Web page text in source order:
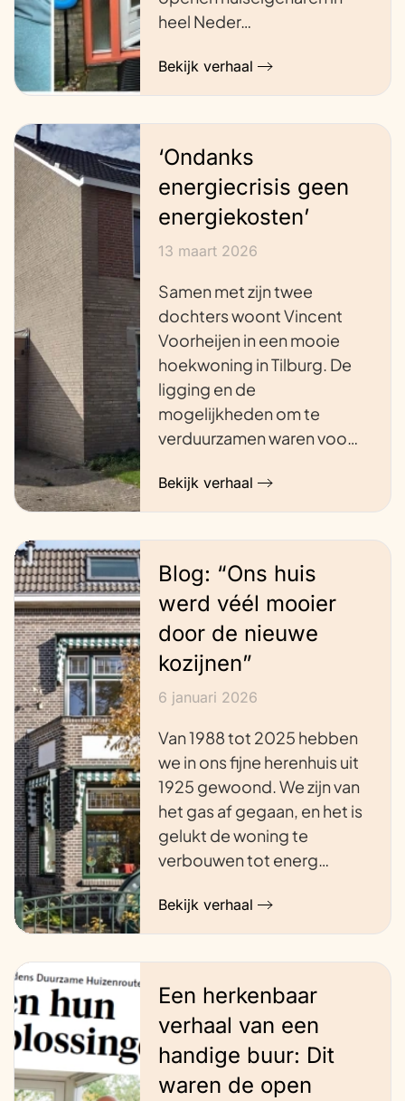
heel Neder…
Bekijk verhaal
‘Ondanks
energiecrisis geen
energiekosten’
13 maart 2026
Samen met zijn twee
dochters woont Vincent
Voorheijen in een mooie
hoekwoning in Tilburg. De
ligging en de
mogelijkheden om te
verduurzamen waren voo…
Bekijk verhaal
Blog: “Ons huis
werd véél mooier
door de nieuwe
kozijnen”
6 januari 2026
Van 1988 tot 2025 hebben
we in ons fijne herenhuis uit
1925 gewoond. We zijn van
het gas af gegaan, en het is
gelukt de woning te
verbouwen tot energ…
Bekijk verhaal
Een herkenbaar
verhaal van een
handige buur: Dit
waren de open